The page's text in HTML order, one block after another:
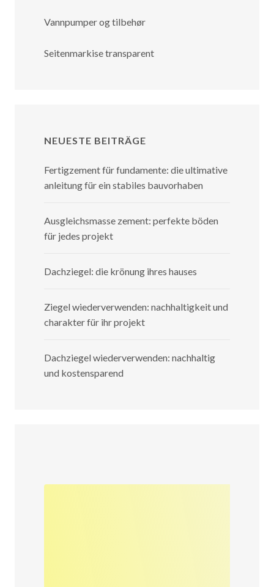
Vannpumper og tilbehør
Seitenmarkise transparent
NEUESTE BEITRÄGE
Fertigzement für fundamente: die ultimative
anleitung für ein stabiles bauvorhaben
Ausgleichsmasse zement: perfekte böden
für jedes projekt
Dachziegel: die krönung ihres hauses
Ziegel wiederverwenden: nachhaltigkeit und
charakter für ihr projekt
Dachziegel wiederverwenden: nachhaltig
und kostensparend